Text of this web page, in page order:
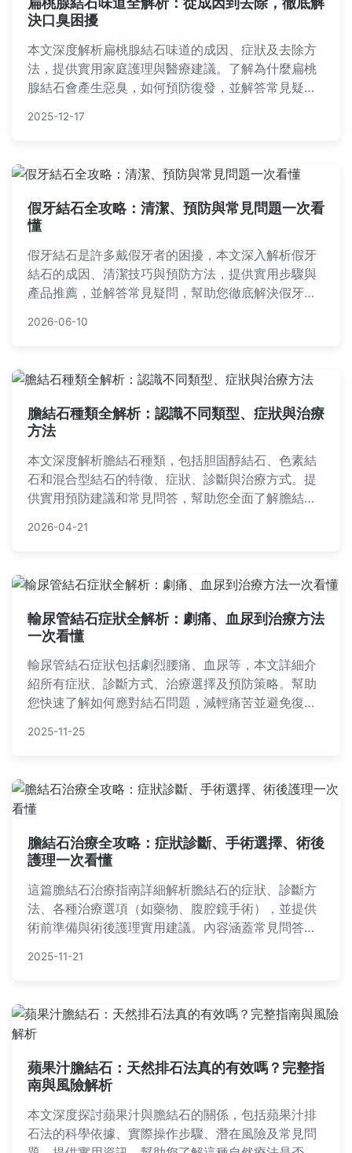
決口臭困擾
本文深度解析扁桃腺結石味道的成因、症狀及去除方
法，提供實用家庭護理與醫療建議。了解為什麼扁桃
腺結石會產生惡臭，如何預防復發，並解答常見疑
享與專業知識，實用性強。
2025-12-17
假牙結石全攻略：清潔、預防與常見問題一次看
懂
假牙結石是許多戴假牙者的困擾，本文深入解析假牙
結石的成因、清潔技巧與預防方法，提供實用步驟與
產品推薦，並解答常見疑問，幫助您徹底解決假牙結
2026-06-10
膽結石種類全解析：認識不同類型、症狀與治療
方法
本文深度解析膽結石種類，包括胆固醇結石、色素結
石和混合型結石的特徵、症狀、診斷與治療方式。提
供實用預防建議和常見問答，幫助您全面了解膽結
膽結石疑慮的讀者參考。
2026-04-21
輸尿管結石症狀全解析：劇痛、血尿到治療方法
一次看懂
輸尿管結石症狀包括劇烈腰痛、血尿等，本文詳細介
紹所有症狀、診斷方式、治療選擇及預防策略。幫助
您快速了解如何應對結石問題，減輕痛苦並避免復
復的全過程。
2025-11-25
膽結石治療全攻略：症狀診斷、手術選擇、術後
護理一次看懂
這篇膽結石治療指南詳細解析膽結石的症狀、診斷方
法、各種治療選項（如藥物、腹腔鏡手術），並提供
術前準備與術後護理實用建議。內容涵蓋常見問答，
2025-11-21
蘋果汁膽結石：天然排石法真的有效嗎？完整指
南與風險解析
本文深度探討蘋果汁與膽結石的關係，包括蘋果汁排
石法的科學依據、實際操作步驟、潛在風險及常見問